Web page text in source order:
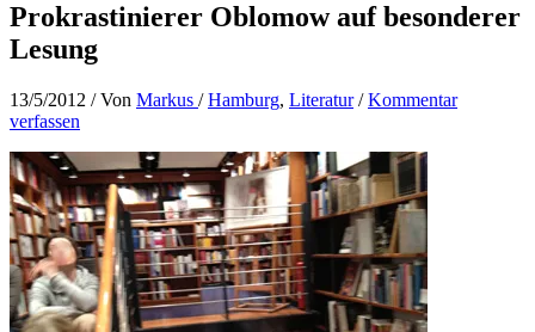
Prokrastinierer Oblomow auf besonderer
Lesung
13/5/2012 / Von Markus /Hamburg, Literatur/Kommentar
verfassen